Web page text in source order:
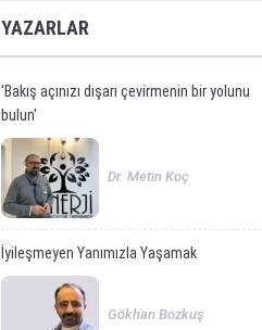
YAZARLAR
'Bakış açınızı dışarı çevirmenin bir yolunu
bulun'
Dr. Metin Koç
İyileşmeyen Yanımızla Yaşamak
Gökhan Bozkuş